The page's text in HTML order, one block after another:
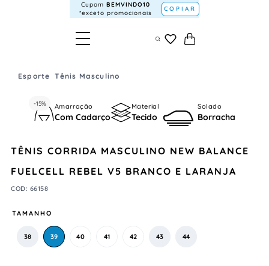
Cupom BEMVINDO10
*exceto promocionais
COPIAR
Esporte Tênis Masculino
-15% Amarração
Com Cadarço
Material
Tecido
Solado
Borracha
TÊNIS CORRIDA MASCULINO NEW BALANCE
FUELCELL REBEL V5 BRANCO E LARANJA
COD: 66158
TAMANHO
38 39 40 41 42 43 44